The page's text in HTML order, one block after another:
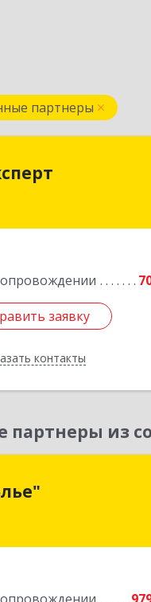
партнеры
заявку
контакты
обл, Инзенский
заявку
Назад
из
обл, Ульяновск г,